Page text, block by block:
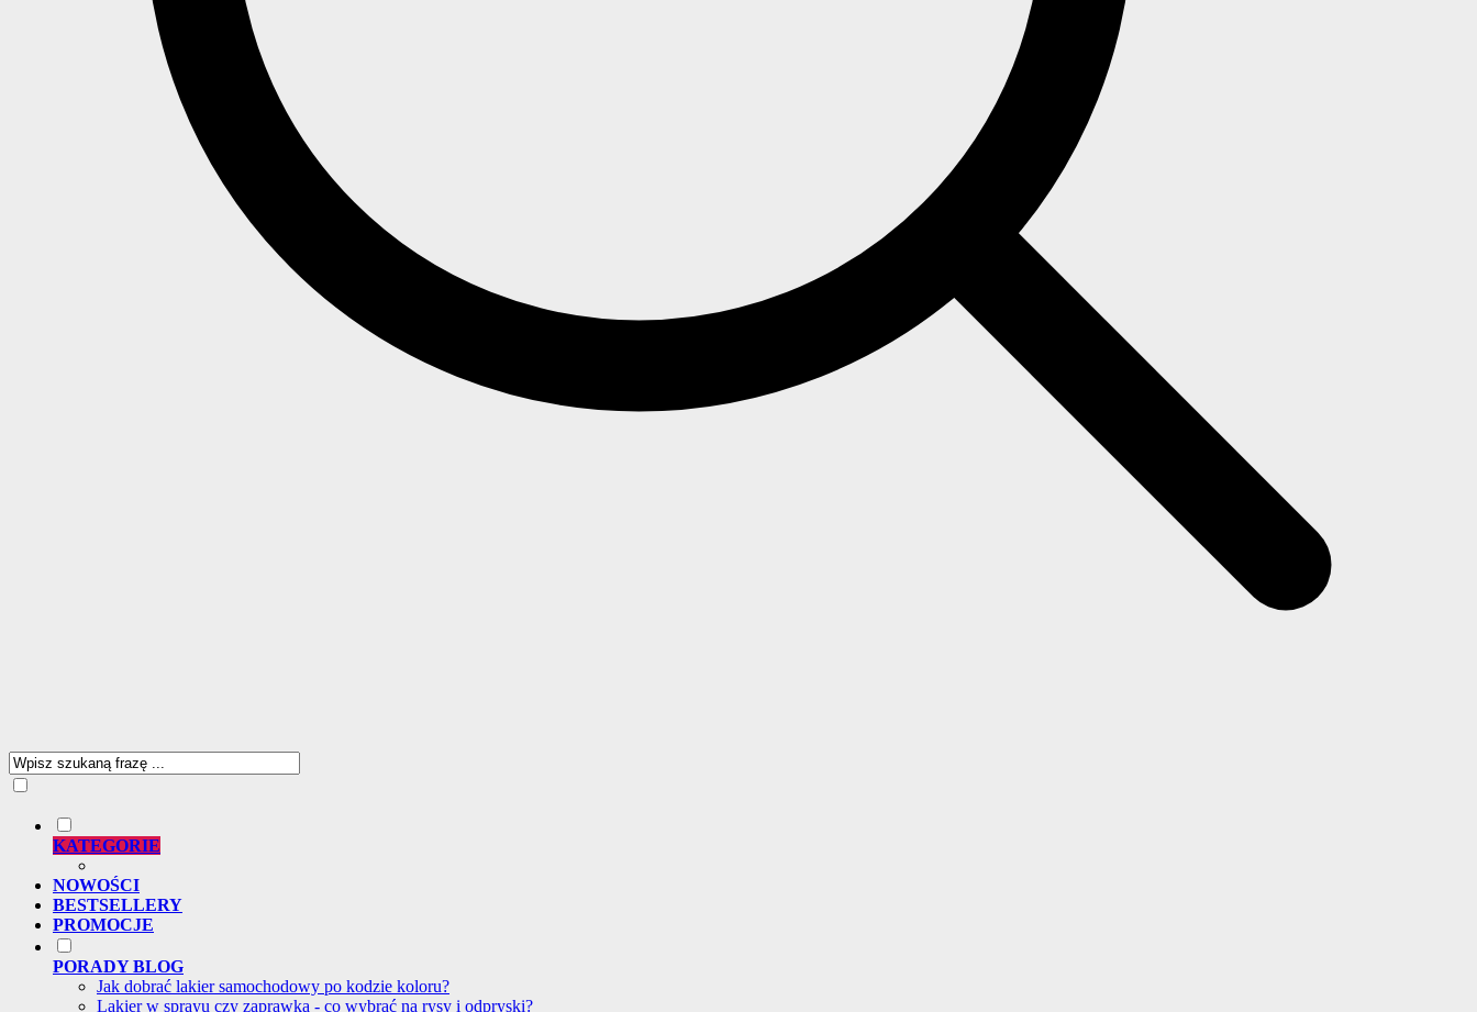
KATEGORIE
NOWOŚCI
BESTSELLERY
PROMOCJE
PORADY BLOG
Jak dobrać lakier samochodowy po kodzie koloru?
Lakier w sprayu czy zaprawka - co wybrać na rysy i odpryski?